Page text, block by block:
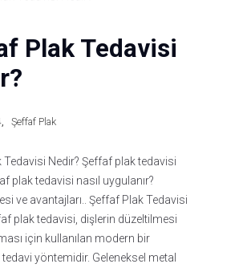
Plak Tedavisi
Şeffaf Plak
Tedavisi Nedir? Şeffaf plak tedavisi
plak tedavisi nasıl uygulanır?
ve avantajları.. Şeffaf Plak Tedavisi
plak tedavisi, dişlerin düzeltilmesi
için kullanılan modern bir
yöntemidir. Geleneksel metal